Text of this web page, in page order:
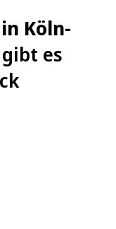
Köln-
es